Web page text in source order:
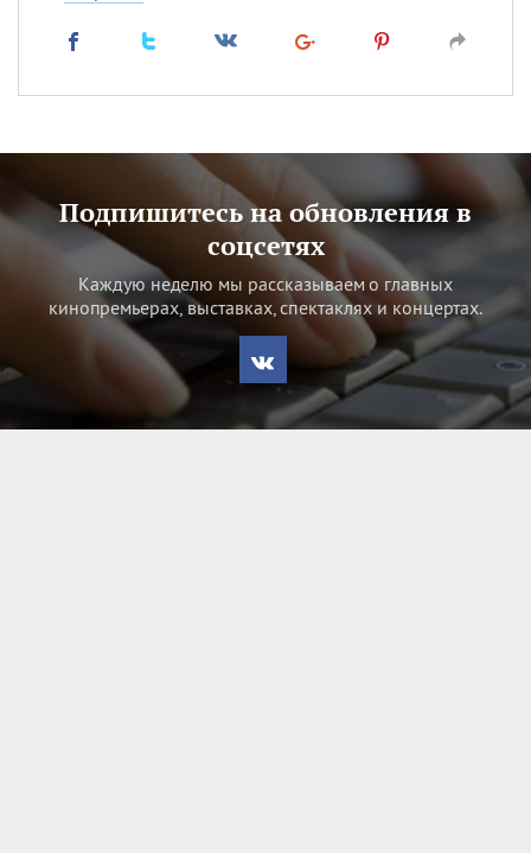
Подпишитесь на обновления в
соцсетях
Каждую неделю мы рассказываем о главных
кинопремьерах, выставках, спектаклях и концертах.